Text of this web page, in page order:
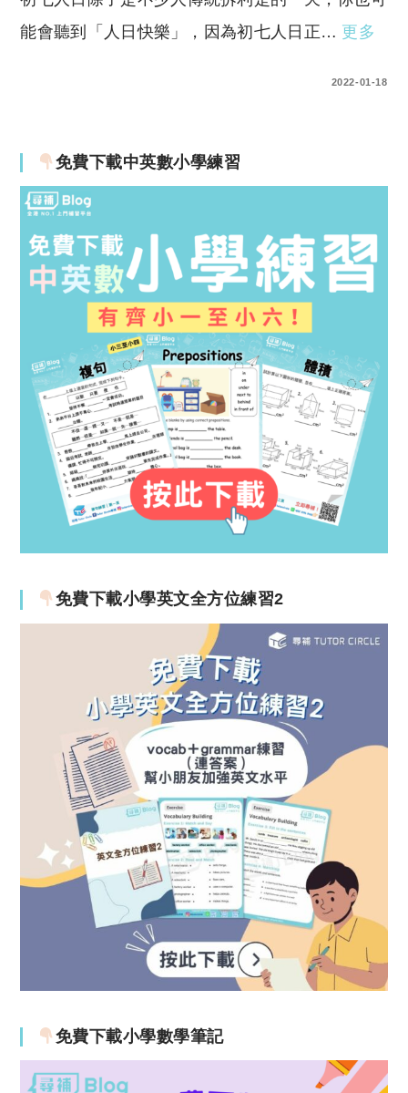
能會聽到「人日快樂」，因為初七人日正… 更多
2022-01-18
免費下載中英數小學練習
免費下載小學英文全方位練習2
免費下載小學數學筆記